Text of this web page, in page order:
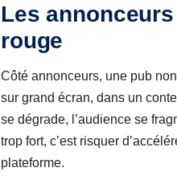
Les
rouge
Côté annonceurs, une pub
sur grand écran, dans un
se dégrade, l’audience se
trop fort, c’est risquer
plateforme.